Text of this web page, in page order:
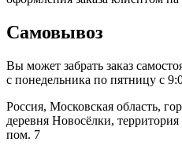
Самовывоз
Вы может забрать заказ
с понедельника по пятницу с
Россия, Московская область,
деревня Новосёлки,
пом. 7